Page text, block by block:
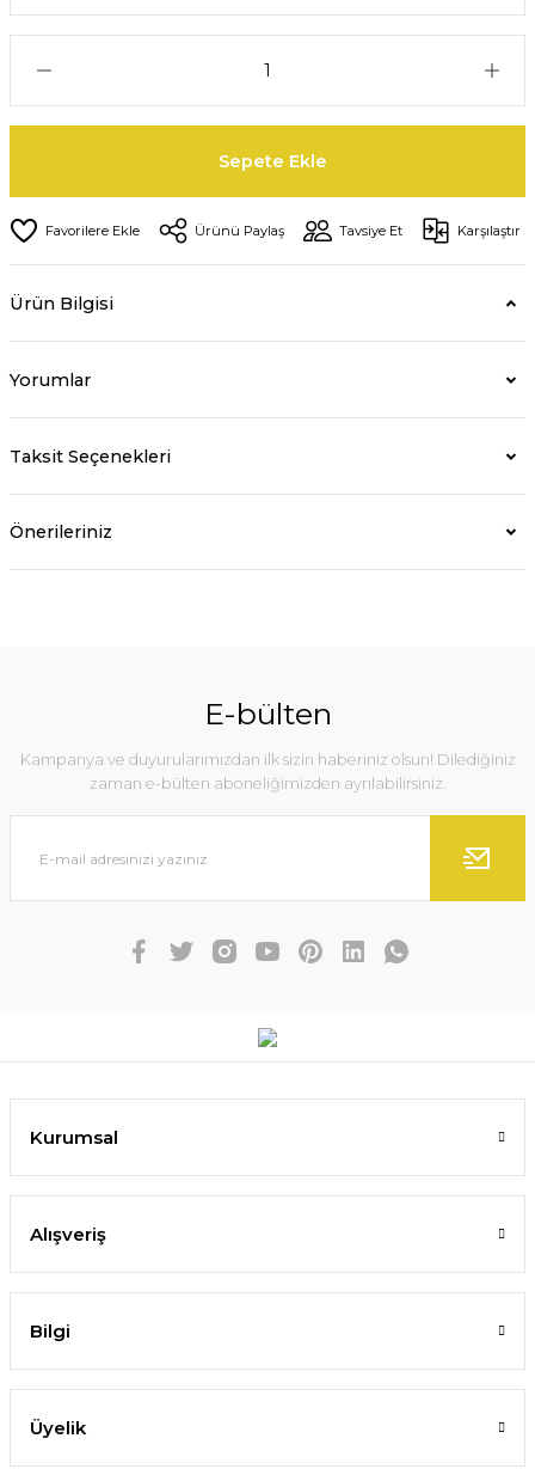
Sepete Ekle
Ürünü Paylaş Tavsiye Et Karşılaştır
Ürün Bilgisi
Yorumlar
Taksit Seçenekleri
Önerileriniz
E-bülten
Kampanya ve duyurularımızdan ilk sizin haberiniz olsun! Dilediğiniz
zaman e-bülten aboneliğimizden ayrılabilirsiniz.
Kurumsal
Alışveriş
Bilgi
Üyelik